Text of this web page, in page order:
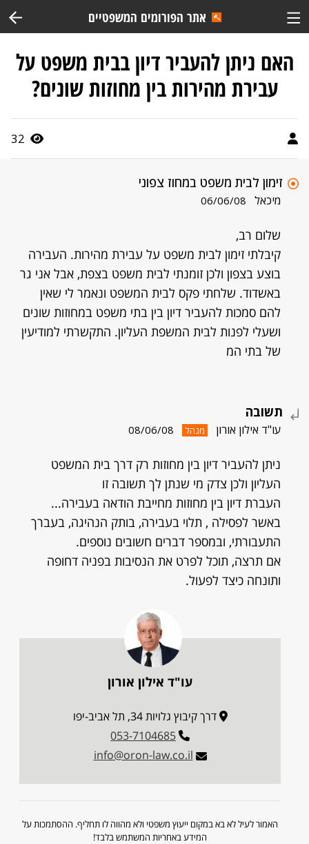
אתר הפורומים המשפטיים
האם ניתן להעביר דיון בבית משפט על
עבירת מהירות בין מחוזות שונים?
32
זימון לבית משפט במחוז צפוני
מיכאל 06/06/08
שלום רב,
קיבלתי זימון לבית משפט על עבירת מהירות. העבירה
בוצע בצפון ולכן זומנתי לבית משפט בצפת, אבל אני גר
באשדוד. שלחתי פקס לבית המשפט ונאמר לי שאין
להם סמכות להעביר דיון בין בתי משפט במחוזות שונים
ושעלי לפנות לבית המשפת העליון. התקשרתי למודיעין
של בתי המ
תשובה
עו"ד אילון אורון מנהל 08/06/08
ניתן להעביר דיון בין מחוזות רק דרך בית המשפט
העליון ולכן צדק מי שנתן לך תשובה זו
העברת דיון בין מחוזות מחייבת הודאה בעבירה...
באשר לפסילה , תלוי בעבירה, בותק הנהיגה, בעברך
התעבורתי, ובמספר דברים חשובים נוספים.
אם תרצה, תוכל לפרט את הנסיבות בפניה דחופה
ותונחה כיצד לפעול.
עו"ד אילון אורון
דרך קיבוץ גלויות 34, תל אביב-יפו
053-7104685
info@oron-law.co.il
האמור לעיל לא בא במקום ייעוץ משפטי ולא מהווה לו תחליף. ההסתמכות על
המידע באחריות המשתמש בלבד!